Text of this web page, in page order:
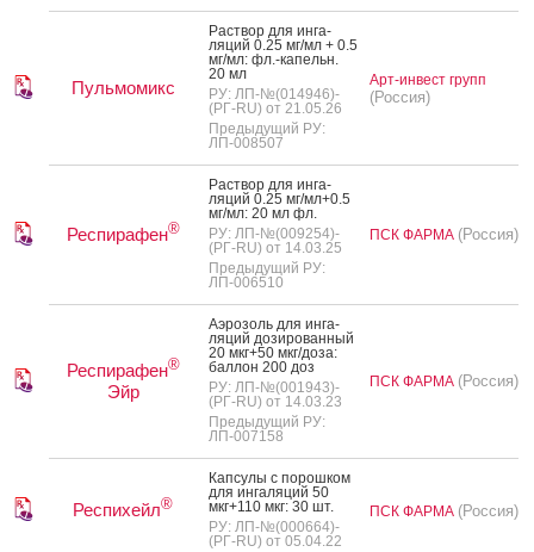
Пульмомикс
Рас­твор для ин­га­
ляций 0.25 мг/мл + 0.5
мг/мл: фл.-ка­пельн.
20 мл
РУ: ЛП-№(014946)-
(РГ-RU) от 21.05.26
Предыдущий РУ:
ЛП-008507
Арт-инвест групп
(Россия)
Респирафен®
Рас­твор для ин­га­
ляций 0.25 мг/мл+0.5
мг/мл: 20 мл фл.
РУ: ЛП-№(009254)-
(РГ-RU) от 14.03.25
Предыдущий РУ:
ЛП-006510
ПСК ФАРМА (Россия)
Респирафен®
Эйр
А­эро­золь для ин­га­
ляций до­зиро­ван­ный
20 мкг+50 мкг/до­за:
бал­лон 200 доз
РУ: ЛП-№(001943)-
(РГ-RU) от 14.03.23
Предыдущий РУ:
ЛП-007158
ПСК ФАРМА (Россия)
Респихейл®
Кап­су­лы с по­рош­ком
для ин­га­ляций 50
мкг+110 мкг: 30 шт.
РУ: ЛП-№(000664)-
(РГ-RU) от 05.04.22
ПСК ФАРМА (Россия)